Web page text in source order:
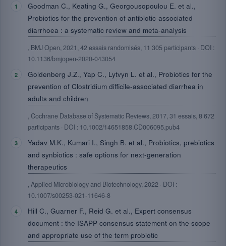
Goodman C., Keating G., Georgousopoulou E. et al.,
Probiotics for the prevention of antibiotic-associated
diarrhoea : a systematic review and meta-analysis
, BMJ Open, 2021, 42 essais randomisés, 11 305 participants · DOI :
10.1136/bmjopen-2020-043054
Goldenberg J.Z., Yap C., Lytvyn L. et al., Probiotics for the
prevention of Clostridium difficile-associated diarrhea in
adults and children
, Cochrane Database of Systematic Reviews, 2017, 31 essais, 8 672
participants · DOI : 10.1002/14651858.CD006095.pub4
Yadav M.K., Kumari I., Singh B. et al., Probiotics, prebiotics
and synbiotics : safe options for next-generation
therapeutics
, Applied Microbiology and Biotechnology, 2022 · DOI :
10.1007/s00253-021-11646-8
Hill C., Guarner F., Reid G. et al., Expert consensus
document : the ISAPP consensus statement on the scope
and appropriate use of the term probiotic